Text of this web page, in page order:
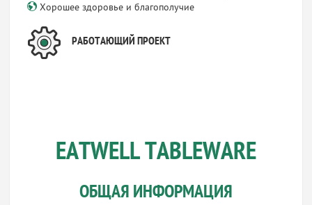
Хорошее здоровье и благополучие
РАБОТАЮЩИЙ ПРОЕКТ
EATWELL TABLEWARE
ОБЩАЯ ИНФОРМАЦИЯ